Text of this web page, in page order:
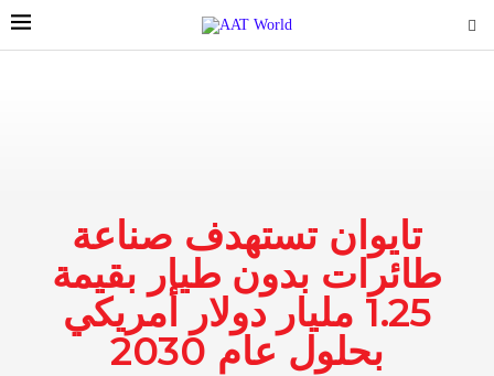
تايوان تستهدف صناعة
طائرات بدون طيار بقيمة
1.25 مليار دولار أمريكي
بحلول عام 2030